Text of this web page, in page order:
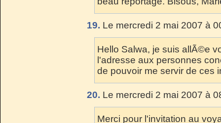
19. Le mercredi 2 mai 2007 à
Hello Salwa, je suis allÃ©e
l'adresse aux personnes
de pouvoir me servir de ces
20. Le mercredi 2 mai 2007 à
Merci pour l'invitation au